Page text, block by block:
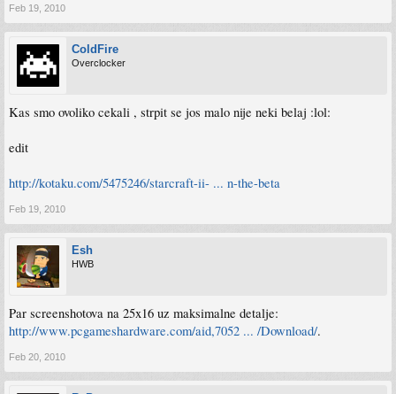
Feb 19, 2010
ColdFire
Overclocker
Kas smo ovoliko cekali , strpit se jos malo nije neki belaj :lol:
edit
http://kotaku.com/5475246/starcraft-ii- ... n-the-beta
Feb 19, 2010
Esh
HWB
Par screenshotova na 25x16 uz maksimalne detalje:
http://www.pcgameshardware.com/aid,7052 ... /Download/.
Feb 20, 2010